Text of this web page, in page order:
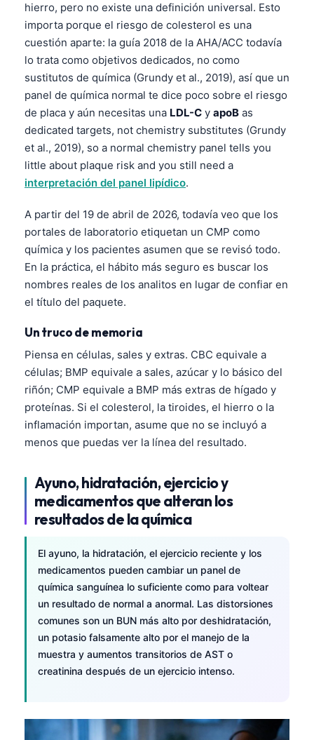
hierro, pero no existe una definición universal. Esto
importa porque el riesgo de colesterol es una
cuestión aparte: la guía 2018 de la AHA/ACC todavía
lo trata como objetivos dedicados, no como
sustitutos de química (Grundy et al., 2019), así que un
panel de química normal te dice poco sobre el riesgo
de placa y aún necesitas una LDL-C y apoB as
dedicated targets, not chemistry substitutes (Grundy
et al., 2019), so a normal chemistry panel tells you
little about plaque risk and you still need a
interpretación del panel lipídico.
A partir del 19 de abril de 2026, todavía veo que los
portales de laboratorio etiquetan un CMP como
química y los pacientes asumen que se revisó todo.
En la práctica, el hábito más seguro es buscar los
nombres reales de los analitos en lugar de confiar en
el título del paquete.
Un truco de memoria
Piensa en células, sales y extras. CBC equivale a
células; BMP equivale a sales, azúcar y lo básico del
riñón; CMP equivale a BMP más extras de hígado y
proteínas. Si el colesterol, la tiroides, el hierro o la
inflamación importan, asume que no se incluyó a
menos que puedas ver la línea del resultado.
Ayuno, hidratación, ejercicio y
medicamentos que alteran los
resultados de la química
El ayuno, la hidratación, el ejercicio reciente y los
medicamentos pueden cambiar un panel de
química sanguínea lo suficiente como para voltear
un resultado de normal a anormal. Las distorsiones
comunes son un BUN más alto por deshidratación,
un potasio falsamente alto por el manejo de la
muestra y aumentos transitorios de AST o
creatinina después de un ejercicio intenso.
Tagalog
ไทย
ភាសាខ្មែរ
Kiswahili
Українська
O‘zbekcha
Català
Suomi
Hrvatski
Slovenčina
كوردی‎
پښتو
සිංහල
অসমীয়া
Galego
Latviešu valoda
Euskara
Gàidhlig
Occitan
العربية المغربية
Afrikaans
Монгол
ພາສາລາວ
Basa Jawa